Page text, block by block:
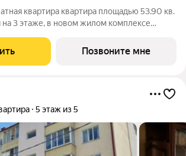
квартира квартира площадью 53.90 кв.
3 этаже, в новом жилом комплексе
PARADE Development находится в
на
Позвоните мне
5 этаж из 5